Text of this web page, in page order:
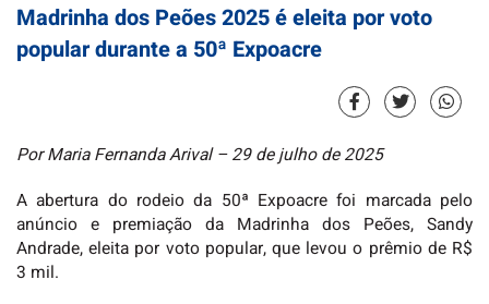
Madrinha dos Peões 2025 é eleita por voto
popular durante a 50ª Expoacre
Por Maria Fernanda Arival – 29 de julho de 2025
A abertura do rodeio da 50ª Expoacre foi marcada pelo
anúncio e premiação da Madrinha dos Peões, Sandy
Andrade, eleita por voto popular, que levou o prêmio de R$
3 mil.